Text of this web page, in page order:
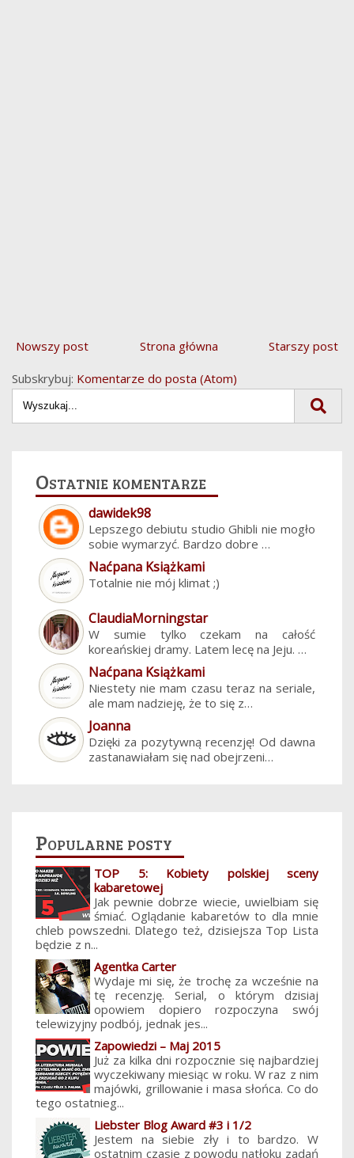
Nowszy post Starszy post
Strona główna
Subskrybuj: Komentarze do posta (Atom)
Ostatnie komentarze
dawidek98
Lepszego debiutu studio Ghibli nie mogło
sobie wymarzyć. Bardzo dobre …
Naćpana Książkami
Totalnie nie mój klimat ;)
ClaudiaMorningstar
W sumie tylko czekam na całość
koreańskiej dramy. Latem lecę na Jeju. …
Naćpana Książkami
Niestety nie mam czasu teraz na seriale,
ale mam nadzieję, że to się z…
Joanna
Dzięki za pozytywną recenzję! Od dawna
zastanawiałam się nad obejrzeni…
Popularne posty
TOP 5: Kobiety polskiej sceny
kabaretowej
Jak pewnie dobrze wiecie, uwielbiam się
śmiać. Oglądanie kabaretów to dla mnie
chleb powszedni. Dlatego też, dzisiejsza Top Lista
będzie z n...
Agentka Carter
Wydaje mi się, że trochę za wcześnie na
tę recenzję. Serial, o którym dzisiaj
opowiem dopiero rozpoczyna swój
telewizyjny podbój, jednak jes...
Zapowiedzi – Maj 2015
Już za kilka dni rozpocznie się najbardziej
wyczekiwany miesiąc w roku. W raz z nim
majówki, grillowanie i masa słońca. Co do
tego ostatnieg...
Liebster Blog Award #3 i 1/2
Jestem na siebie zły i to bardzo. W
ostatnim czasie z powodu natłoku zadań